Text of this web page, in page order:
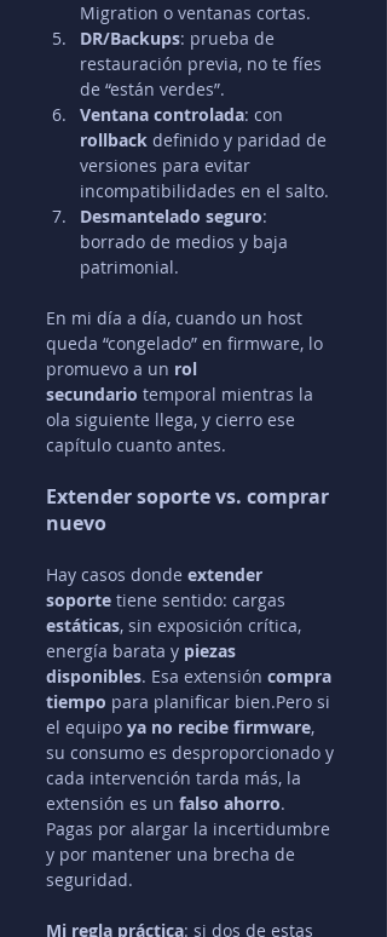
Migration o ventanas cortas.
DR/Backups: prueba de
restauración previa, no te fíes
de “están verdes”.
Ventana controlada: con
rollback definido y paridad de
versiones para evitar
incompatibilidades en el salto.
Desmantelado seguro:
borrado de medios y baja
patrimonial.
En mi día a día, cuando un host
queda “congelado” en firmware, lo
promuevo a un rol
secundario temporal mientras la
ola siguiente llega, y cierro ese
capítulo cuanto antes.
Extender soporte vs. comprar
nuevo
Hay casos donde extender
soporte tiene sentido: cargas
estáticas, sin exposición crítica,
energía barata y piezas
disponibles. Esa extensión compra
tiempo para planificar bien.Pero si
el equipo ya no recibe firmware,
su consumo es desproporcionado y
cada intervención tarda más, la
extensión es un falso ahorro.
Pagas por alargar la incertidumbre
y por mantener una brecha de
seguridad.
Mi regla práctica: si dos de estas